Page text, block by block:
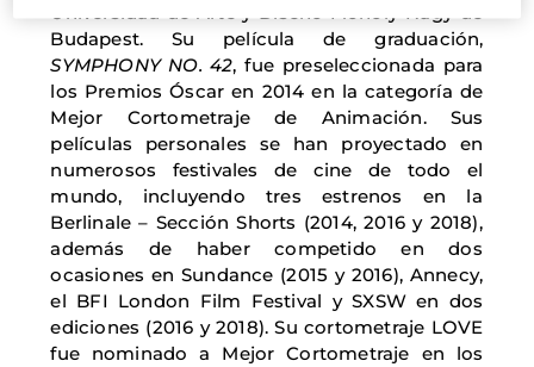
Universidad de Arte y Diseño Moholy-Nagy de
Budapest. Su película de graduación,
SYMPHONY NO. 42, fue preseleccionada para
los Premios Óscar en 2014 en la categoría de
Mejor Cortometraje de Animación. Sus
películas personales se han proyectado en
numerosos festivales de cine de todo el
mundo, incluyendo tres estrenos en la
Berlinale – Sección Shorts (2014, 2016 y 2018),
además de haber competido en dos
ocasiones en Sundance (2015 y 2016), Annecy,
el BFI London Film Festival y SXSW en dos
ediciones (2016 y 2018). Su cortometraje LOVE
fue nominado a Mejor Cortometraje en los